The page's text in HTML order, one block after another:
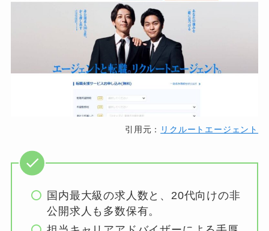
引用元： リクルートエージェント
国内最大級の求人数と、20代向けの非
公開求人も多数保有。